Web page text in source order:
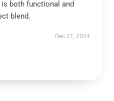
both functional and
blend.
Dec 21, 2024